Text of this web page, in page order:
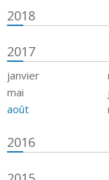
2018
2017
janvier
mai
août
2016